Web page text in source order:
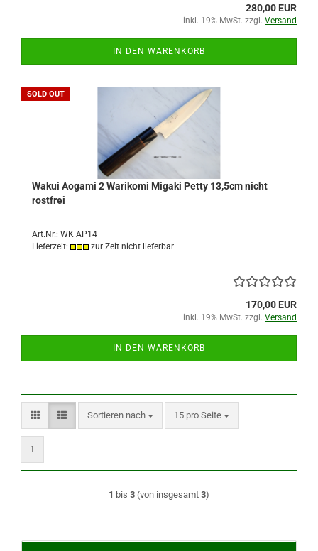
280,00 EUR
inkl. 19% MwSt. zzgl. Versand
IN DEN WARENKORB
SOLD OUT
Wakui Aogami 2 Warikomi Migaki Petty 13,5cm nicht
rostfrei
Art.Nr.: WK AP14
Lieferzeit:
zur Zeit nicht lieferbar
170,00 EUR
inkl. 19% MwSt. zzgl. Versand
IN DEN WARENKORB
Sortieren nach
Sortieren nach 15 pro Seite
pro Seite
1
1 bis 3 (von insgesamt 3)